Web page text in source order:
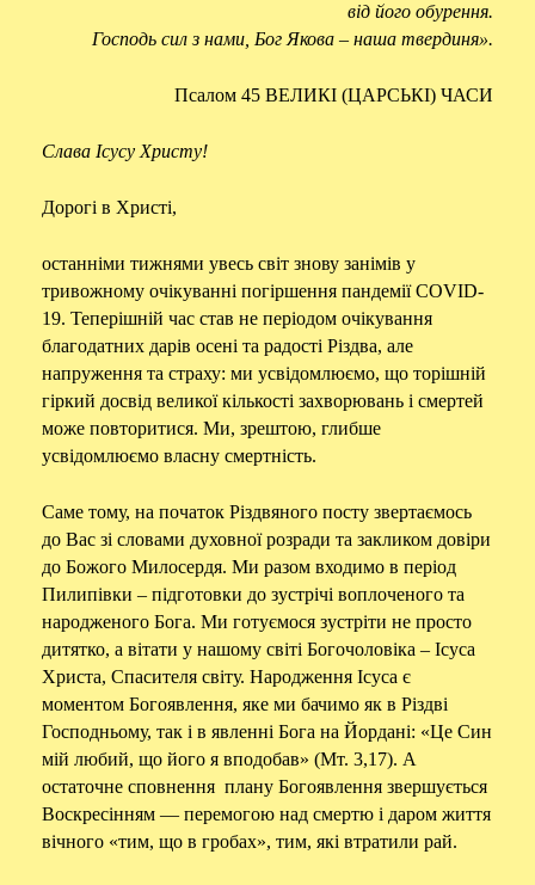
від його обурення.
Господь сил з нами, Бог Якова – наша твердиня».
Псалом 45 ВЕЛИКІ (ЦАРСЬКІ) ЧАСИ
Слава Ісусу Христу!
Дорогі в Христі,
останніми тижнями увесь світ знову занімів у
тривожному очікуванні погіршення пандемії COVID-
19. Теперішній час став не періодом очікування
благодатних дарів осені та радості Різдва, але
напруження та страху: ми усвідомлюємо, що торішній
гіркий досвід великої кількості захворювань і смертей
може повторитися. Ми, зрештою, глибше
усвідомлюємо власну смертність.
Саме тому, на початок Різдвяного посту звертаємось
до Вас зі словами духовної розради та закликом довіри
до Божого Милосердя. Ми разом входимо в період
Пилипівки – підготовки до зустрічі воплоченого та
народженого Бога. Ми готуємося зустріти не просто
дитятко, а вітати у нашому світі Богочоловіка – Ісуса
Христа, Спасителя світу. Народження Ісуса є
моментом Богоявлення, яке ми бачимо як в Різдві
Господньому, так і в явленні Бога на Йордані: «Це Син
мій любий, що його я вподобав» (Мт. 3,17). А
остаточне сповнення плану Богоявлення звершується
Воскресінням — перемогою над смертю і даром життя
вічного «тим, що в гробах», тим, які втратили рай.